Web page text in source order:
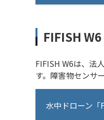
FIFISH W6
FIFISH W6は、法
す。障害物センサ
水中ドローン「